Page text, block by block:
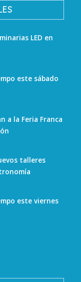
LED en
este sábado
a la Feria Franca
talleres
este viernes